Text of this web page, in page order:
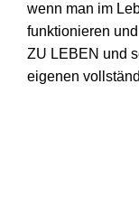
wenn man im
funktionieren
ZU LEBEN und
eigenen